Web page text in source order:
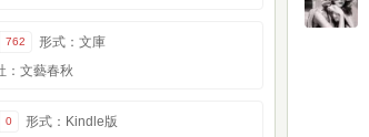
762
形式：文庫
：文藝春秋
0
形式：Kindle版